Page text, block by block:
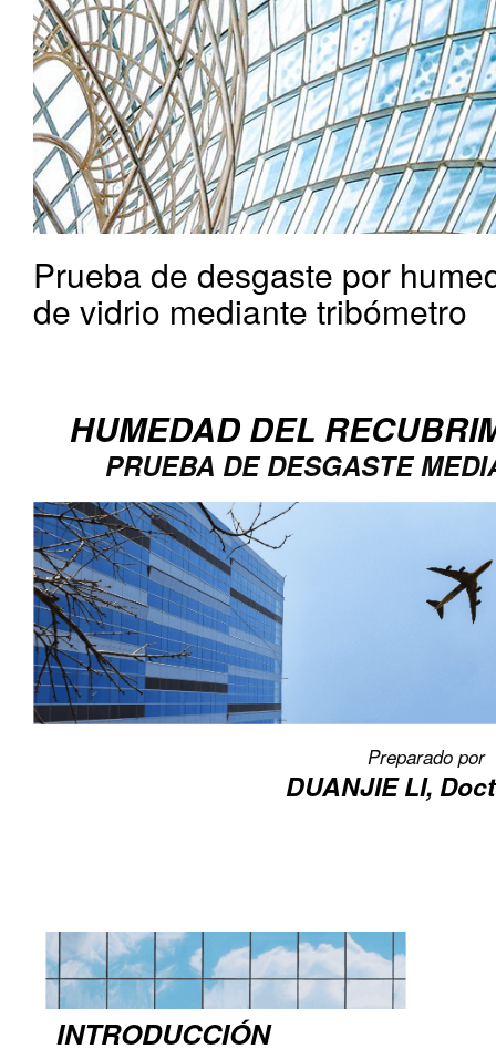
Prueba de desgaste por
de vidrio mediante tribómetro
HUMEDAD DEL
PRUEBA DE DESGASTE
Preparado por
DUANJIE LI,
INTRODUCCIÓN